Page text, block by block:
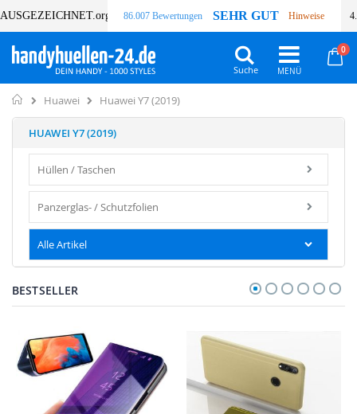
AUSGEZEICHNET.org 86.007 Bewertungen SEHR GUT Hinweise
0
Suche
Home
Huawei Huawei Y7 (2019)
BESTSELLER
HUAWEI Y7 (2019)
Hüllen / Taschen
Panzerglas- / Schutzfolien
Alle Artikel